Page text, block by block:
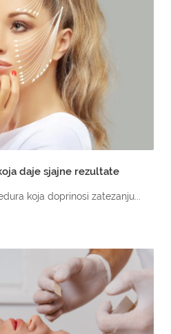
daje sjajne rezultate
koja doprinosi zatezanju...